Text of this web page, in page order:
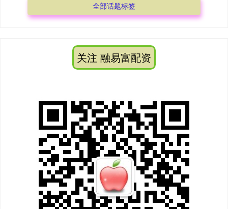
全部话题标签
关注 融易富配资